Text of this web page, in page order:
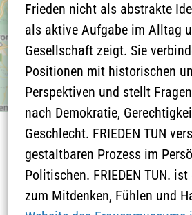
THEMEN
Frieden nicht als abstrakte
als aktive Aufgabe im Alltag
Gesellschaft zeigt. Sie
Positionen mit historischen
Perspektiven und stellt Fragen
nach Demokratie,
Geschlecht. FRIEDEN TUN
gestaltbaren Prozess im
Politischen. FRIEDEN TUN.
zum Mitdenken, Fühlen und